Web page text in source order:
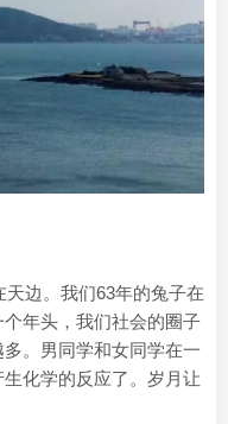
边。我们63年的兔子在
年头，我们社会的圈子
。男同学和女同学在一
化学的反应了。岁月让